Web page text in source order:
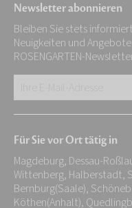
Newsletter abonnieren
Bleiben Sie stets
Neuigkeiten und
ROSENGARTEN-
E-
Adresse:
*
Für Sie vor Ort tätig in
Magdeburg, Dessau-
Wittenberg, Halberstadt,
Bernburg(Saale),
Köthen(Anhalt),